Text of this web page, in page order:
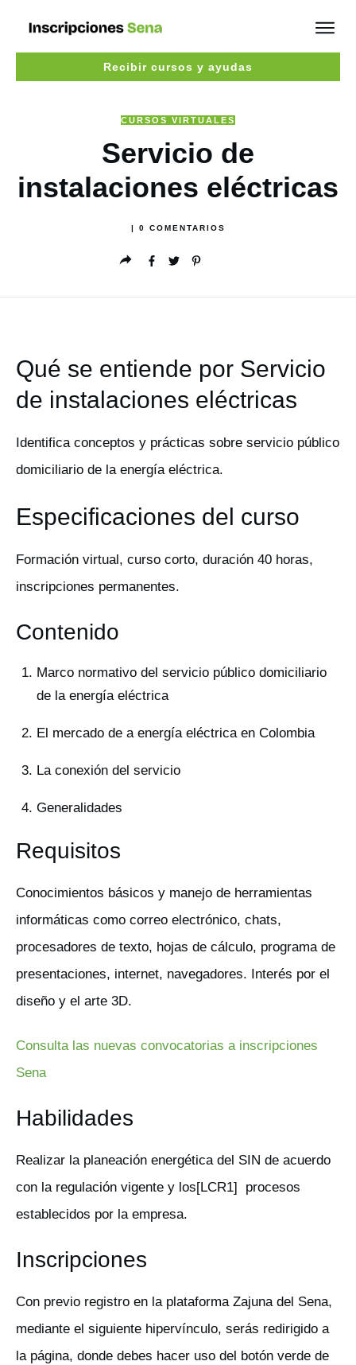
Recibir cursos y ayudas
CURSOS VIRTUALES
Servicio de
instalaciones eléctricas
0 COMENTARIOS
Qué se entiende por Servicio
de instalaciones eléctricas
Identifica conceptos y prácticas sobre servicio público
domiciliario de la energía eléctrica.
Especificaciones del curso
Formación virtual, curso corto, duración 40 horas,
inscripciones permanentes.
Contenido
Marco normativo del servicio público domiciliario
de la energía eléctrica
El mercado de a energía eléctrica en Colombia
La conexión del servicio
Generalidades
Requisitos
Conocimientos básicos y manejo de herramientas
informáticas como correo electrónico, chats,
procesadores de texto, hojas de cálculo, programa de
presentaciones, internet, navegadores. Interés por el
diseño y el arte 3D.
Consulta las nuevas convocatorias a inscripciones
Sena
Habilidades
Realizar la planeación energética del SIN de acuerdo
con la regulación vigente y los[LCR1] procesos
establecidos por la empresa.
Inscripciones
Con previo registro en la plataforma Zajuna del Sena,
mediante el siguiente hipervínculo, serás redirigido a
la página, donde debes hacer uso del botón verde de